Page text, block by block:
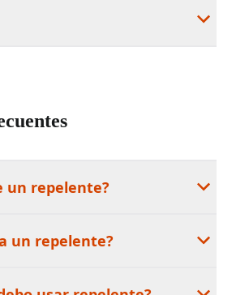
un repelente?
un repelente?